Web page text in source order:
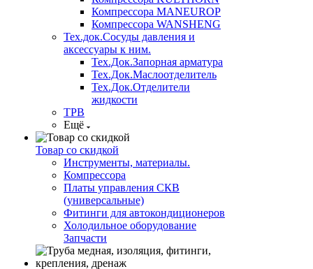
Компрессора MANEUROP
Компрессора WANSHENG
Тех.док.Сосуды давления и
аксессуары к ним.
Тех.Док.Запорная арматура
Тех.Док.Маслоотделитель
Тех.Док.Отделители
жидкости
ТРВ
Ещё
Товар со скидкой
Инструменты, материалы.
Компрессора
Платы управления СКВ
(универсальные)
Фитинги для автокондиционеров
Холодильное оборудование
Запчасти